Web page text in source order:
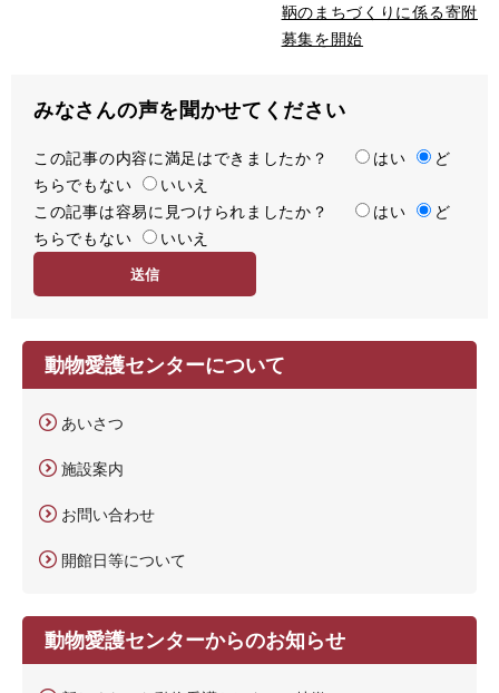
鞆のまちづくりに係る寄附
募集を開始
みなさんの声を聞かせてください
満
足
度
この記事の内容に満足はできましたか？ はい
ど
ちらでもない
いいえ
容
易
この記事は容易に見つけられましたか？ はい
ど
ちらでもない
いいえ
動物愛護センターについて
あいさつ
施設案内
お問い合わせ
開館日等について
動物愛護センターからのお知らせ